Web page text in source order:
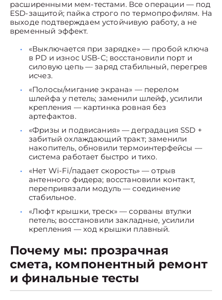
расширенными мем-тестами. Все операции — под
ESD-защитой; пайка строго по термопрофилям. На
выходе подтверждаем устойчивую работу, а не
временный эффект.
«Выключается при зарядке» — пробой ключа
в PD и износ USB-C; восстановили порт и
силовую цепь — заряд стабильный, перегрев
исчез.
«Полосы/мигание экрана» — перелом
шлейфа у петель; заменили шлейф, усилили
крепления — картинка ровная без
артефактов.
«Фризы и подвисания» — деградация SSD +
забитый охлаждающий тракт; заменили
накопитель, обновили термоинтерфейсы —
система работает быстро и тихо.
«Нет Wi-Fi/падает скорость» — отрыв
антенного фидера; восстановили контакт,
перепривязали модуль — соединение
стабильное.
«Люфт крышки, треск» — сорваны втулки
петель; восстановили закладные, усилили
крепления — ход крышки плавный.
Почему мы: прозрачная
смета, компонентный ремонт
и финальные тесты